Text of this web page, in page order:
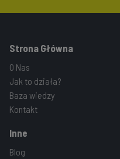
Strona Główna
O Nas
Jak to działa?
Baza wiedzy
Kontakt
Inne
Blog